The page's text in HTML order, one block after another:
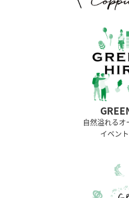
⾃然溢れるオ
イベン